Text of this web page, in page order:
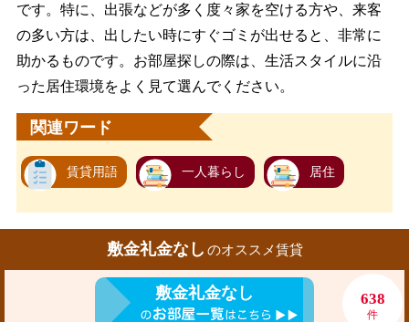
です。特に、出張などが多く度々家を空ける方や、来客
の多い方は、出したい時にすぐゴミが出せると、非常に
助かるものです。お部屋探しの際は、生活スタイルに沿
った居住環境をよく見て選んでください。
関連ワード
賃貸用語 一人暮らし 居住
敷金礼金なし のオススメ賃貸
敷金礼金なし 638
件